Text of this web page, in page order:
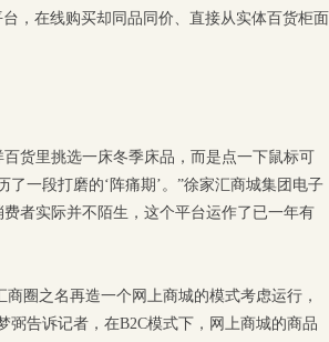
，在线购买却同品同价、直接从实体百货柜面
货里挑选一床冬季床品，而是点一下鼠标可
一段打磨的‘阵痛期’。”徐家汇商城集团电子
者实际并不陌生，这个平台运作了已一年有
圈之名再造一个网上商城的模式考虑运行，
告诉记者，在B2C模式下，网上商城的商品